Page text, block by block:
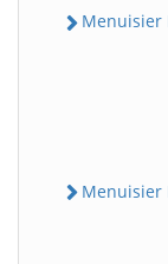
Menuisier
Menuisier